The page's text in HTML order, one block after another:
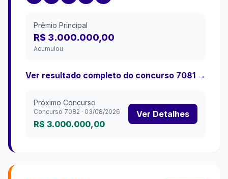
Prêmio Principal
R$ 3.000.000,00
Acumulou
Ver resultado completo do concurso 7081 →
Próximo Concurso
Concurso 7082 · 03/08/2026
R$ 3.000.000,00
Ver Detalhes